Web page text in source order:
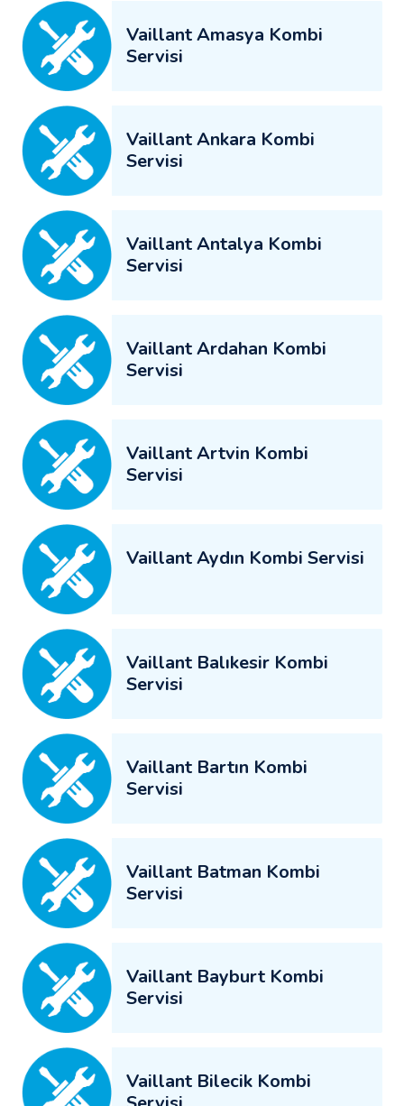
Vaillant Amasya Kombi
Servisi
Vaillant Ankara Kombi
Servisi
Vaillant Antalya Kombi
Servisi
Vaillant Ardahan Kombi
Servisi
Vaillant Artvin Kombi
Servisi
Vaillant Aydın Kombi Servisi
Vaillant Balıkesir Kombi
Servisi
Vaillant Bartın Kombi
Servisi
Vaillant Batman Kombi
Servisi
Vaillant Bayburt Kombi
Servisi
Vaillant Bilecik Kombi